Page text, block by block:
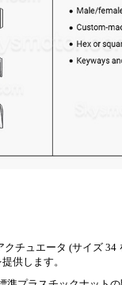
チュエータ (サイズ
供します。